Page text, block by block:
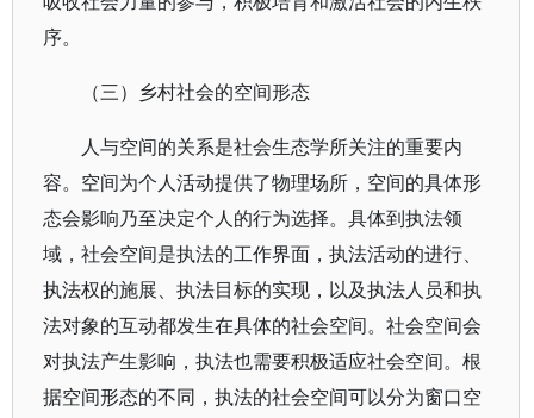
序。
（三）乡村社会的空间形态
人与空间的关系是社会生态学所关注的重要内
容。空间为个人活动提供了物理场所，空间的具体形
态会影响乃至决定个人的行为选择。具体到执法领
域，社会空间是执法的工作界面，执法活动的进行、
执法权的施展、执法目标的实现，以及执法人员和执
法对象的互动都发生在具体的社会空间。社会空间会
对执法产生影响，执法也需要积极适应社会空间。根
据空间形态的不同，执法的社会空间可以分为窗口空